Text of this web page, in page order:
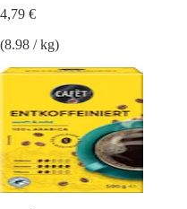
4,79 €
(8.98 / kg)